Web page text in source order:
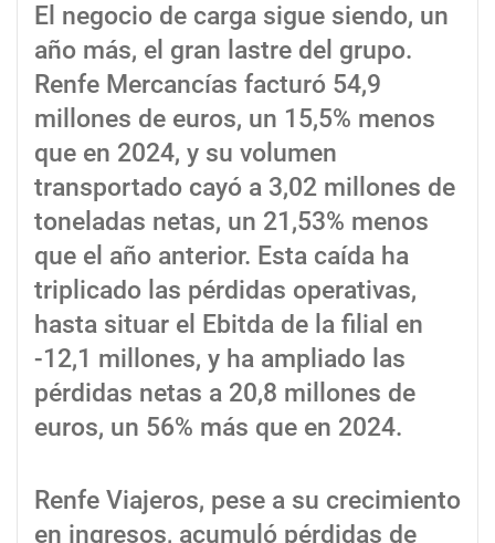
El negocio de carga sigue siendo, un
año más, el gran lastre del grupo.
Renfe Mercancías facturó 54,9
millones de euros, un 15,5% menos
que en 2024, y su volumen
transportado cayó a 3,02 millones de
toneladas netas, un 21,53% menos
que el año anterior. Esta caída ha
triplicado las pérdidas operativas,
hasta situar el Ebitda de la filial en
-12,1 millones, y ha ampliado las
pérdidas netas a 20,8 millones de
euros, un 56% más que en 2024.
Renfe Viajeros, pese a su crecimiento
en ingresos, acumuló pérdidas de